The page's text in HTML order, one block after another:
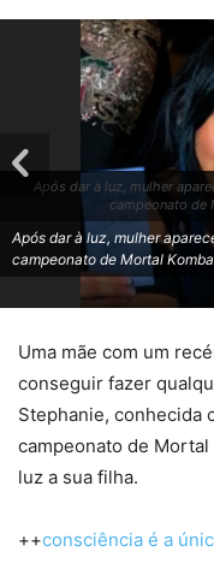
Após dar à luz, mulher
campeonato de
Após dar à luz, mulher
campeonato de Mortal
Uma mãe com um
conseguir fazer
Stephanie, conhecida
campeonato de
luz a sua filha.
++consciência é a